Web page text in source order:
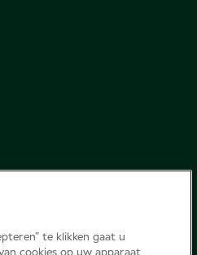
te klikken gaat u